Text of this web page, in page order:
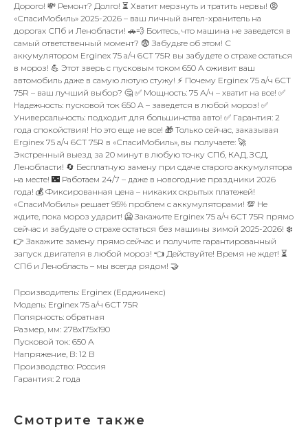
Дорого! 💸 Ремонт? Долго! ⏳ Хватит мерзнуть и тратить нервы! 😡
«СпасиМобиль» 2025-2026 – ваш личный ангел-хранитель на
дорогах СПб и Ленобласти! 🚗💨 Боитесь, что машина не заведется в
самый ответственный момент? 😨 Забудьте об этом! С
аккумулятором Erginex 75 а/ч 6СТ 75R вы забудете о страхе остаться
в мороз! 💪 Этот зверь с пусковым током 650 А оживит ваш
автомобиль даже в самую лютую стужу! ⚡ Почему Erginex 75 а/ч 6СТ
75R – ваш лучший выбор? 🤔 ✅ Мощность: 75 А/ч – хватит на все! ✅
Надежность: пусковой ток 650 А – заведется в любой мороз! ✅
Универсальность: подходит для большинства авто! ✅ Гарантия: 2
года спокойствия! Но это еще не все! 🎁 Только сейчас, заказывая
Erginex 75 а/ч 6СТ 75R в «СпасиМобиль», вы получаете: 🚀
Экстренный выезд за 20 минут в любую точку СПб, КАД, ЗСД,
Ленобласти! 🔄 Бесплатную замену при сдаче старого аккумулятора
на месте! 🌃 Работаем 24/7 – даже в новогодние праздники 2026
года! 💰 Фиксированная цена – никаких скрытых платежей!
«СпасиМобиль» решает 95% проблем с аккумуляторами! 💯 Не
ждите, пока мороз ударит! 🥶 Закажите Erginex 75 а/ч 6СТ 75R прямо
сейчас и забудьте о страхе остаться без машины зимой 2025-2026! ❄️
👉 Закажите замену прямо сейчас и получите гарантированный
запуск двигателя в любой мороз! 👈 Действуйте! Время не ждет! ⏳
СПб и Ленобласть – мы всегда рядом! 🤝
Производитель: Erginex (Ерджинекс)
Модель: Erginex 75 а/ч 6СТ 75R
Полярность: обратная
Размер, мм: 278x175x190
Пусковой ток: 650 А
Напряжение, В: 12 В
Производство: Россия
Гарантия: 2 года
Смотрите также